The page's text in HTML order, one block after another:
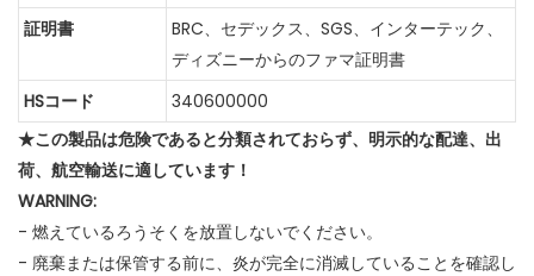
証明書
BRC、セデックス、SGS、インターテック、
ディズニーからのファマ証明書
HSコード
340600000
★この製品は危険であると分類されておらず、明示的な配達、出
荷、航空輸送に適しています！
WARNING:
- 燃えているろうそくを放置しないでください。
- 廃棄または保管する前に、炎が完全に消滅していることを確認し